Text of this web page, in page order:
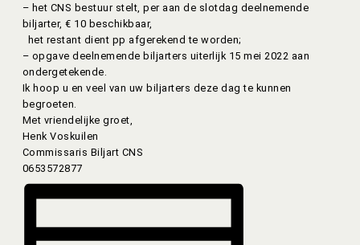
– het CNS bestuur stelt, per aan de slotdag deelnemende
biljarter, € 10 beschikbaar,
het restant dient pp afgerekend te worden;
– opgave deelnemende biljarters uiterlijk 15 mei 2022 aan
ondergetekende.
Ik hoop u en veel van uw biljarters deze dag te kunnen
begroeten.
Met vriendelijke groet,
Henk Voskuilen
Commissaris Biljart CNS
0653572877